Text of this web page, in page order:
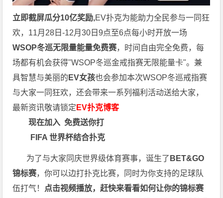
立即截屏瓜分10亿奖励,EV扑克为能助力全民参与一同狂
欢，11月28日-12月30日9点至6点每小时开放一场
WSOP冬巡无限量能量免费赛，时间自由完全免费，每
场都有机会获得"WSOP冬巡金戒指赛无限能量卡"。兼
具智慧与美丽的 EV女孩也会参加本次WSOP冬巡戒指赛
与大家一同狂欢，还会带来一系列福利活动送给大家，
最新资讯敬请锁定 EV扑克博客
现在加入免费送你打
FIFA 世界杯结合扑克
为了与大家同庆世界级体育赛事，诞生了 BET&GO
锦标赛，你可以边打扑克比赛，同时为你支持的足球队
伍打气！ 点击视频播放，赶快来看看如何让你的锦标赛